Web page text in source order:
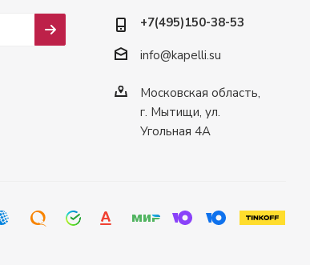
+7(495)150-38-53
info@kapelli.su
Московская область,
г. Мытищи, ул.
Угольная 4А